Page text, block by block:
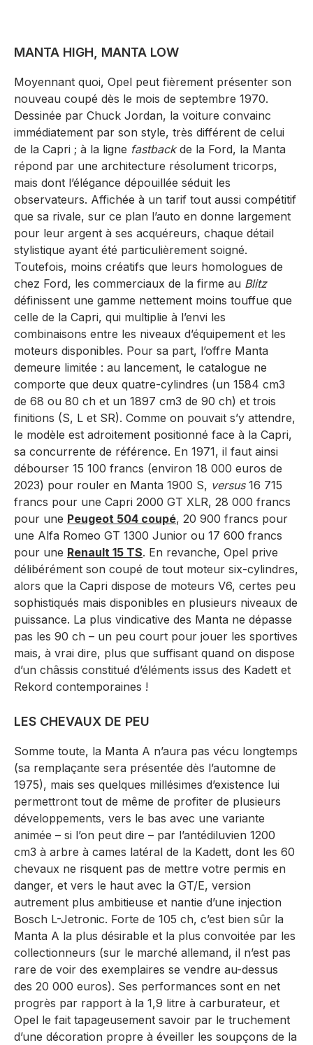
MANTA HIGH, MANTA LOW
Moyennant quoi, Opel peut fièrement présenter son
nouveau coupé dès le mois de septembre 1970.
Dessinée par Chuck Jordan, la voiture convainc
immédiatement par son style, très différent de celui
de la Capri ; à la ligne fastbackde la Ford, la Manta
répond par une architecture résolument tricorps,
mais dont l’élégance dépouillée séduit les
observateurs. Affichée à un tarif tout aussi compétitif
que sa rivale, sur ce plan l’auto en donne largement
pour leur argent à ses acquéreurs, chaque détail
stylistique ayant été particulièrement soigné.
Toutefois, moins créatifs que leurs homologues de
chez Ford, les commerciaux de la firme au Blitz
définissent une gamme nettement moins touffue que
celle de la Capri, qui multiplie à l’envi les
combinaisons entre les niveaux d’équipement et les
moteurs disponibles. Pour sa part, l’offre Manta
demeure limitée : au lancement, le catalogue ne
comporte que deux quatre-cylindres (un 1584 cm3
de 68 ou 80 ch et un 1897 cm3 de 90 ch) et trois
finitions (S, L et SR). Comme on pouvait s’y attendre,
le modèle est adroitement positionné face à la Capri,
sa concurrente de référence. En 1971, il faut ainsi
débourser 15 100 francs (environ 18 000 euros de
2023) pour rouler en Manta 1900 S, versus16 715
francs pour une Capri 2000 GT XLR, 28 000 francs
pour une Peugeot 504 coupé, 20 900 francs pour
une Alfa Romeo GT 1300 Junior ou 17 600 francs
pour une Renault 15 TS. En revanche, Opel prive
délibérément son coupé de tout moteur six-cylindres,
alors que la Capri dispose de moteurs V6, certes peu
sophistiqués mais disponibles en plusieurs niveaux de
puissance. La plus vindicative des Manta ne dépasse
pas les 90 ch – un peu court pour jouer les sportives
mais, à vrai dire, plus que suffisant quand on dispose
d’un châssis constitué d’éléments issus des Kadett et
Rekord contemporaines !
LES CHEVAUX DE PEU
Somme toute, la Manta A n’aura pas vécu longtemps
(sa remplaçante sera présentée dès l’automne de
1975), mais ses quelques millésimes d’existence lui
permettront tout de même de profiter de plusieurs
développements, vers le bas avec une variante
animée – si l’on peut dire – par l’antédiluvien 1200
cm3 à arbre à cames latéral de la Kadett, dont les 60
chevaux ne risquent pas de mettre votre permis en
danger, et vers le haut avec la GT/E, version
autrement plus ambitieuse et nantie d’une injection
Bosch L-Jetronic. Forte de 105 ch, c’est bien sûr la
Manta A la plus désirable et la plus convoitée par les
collectionneurs (sur le marché allemand, il n’est pas
rare de voir des exemplaires se vendre au-dessus
des 20 000 euros). Ses performances sont en net
progrès par rapport à la 1,9 litre à carburateur, et
Opel le fait tapageusement savoir par le truchement
d’une décoration propre à éveiller les soupçons de la